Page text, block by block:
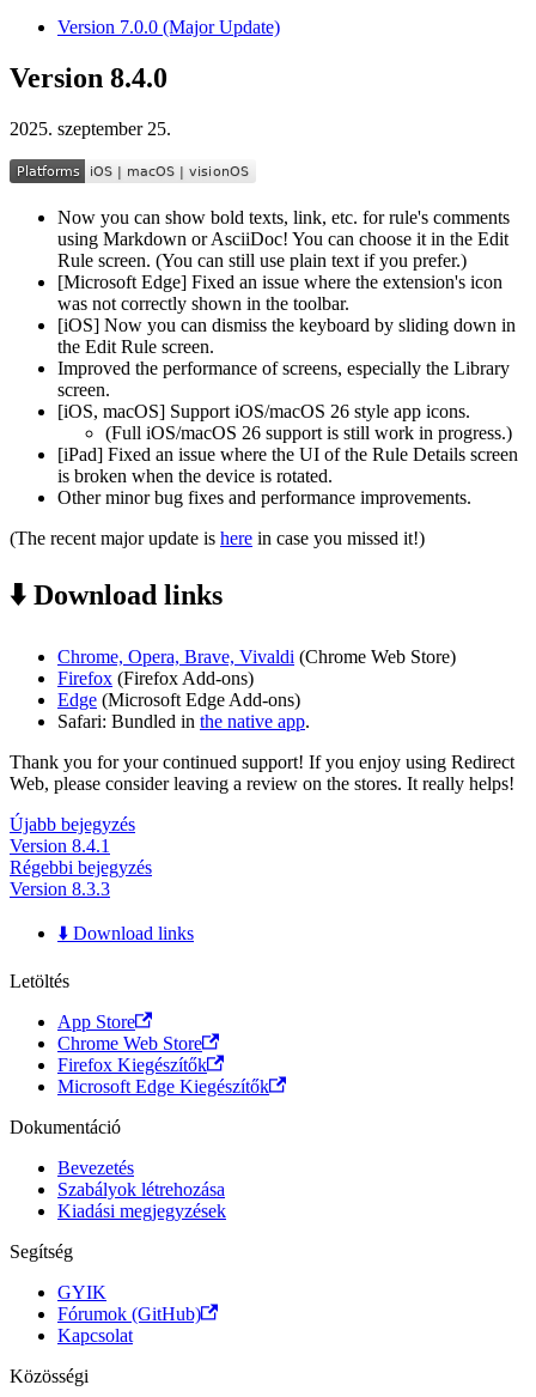
Version 7.0.0 (Major Update)
Version 8.4.0
2025. szeptember 25.
Now you can show bold texts, link, etc. for rule's comments
using Markdown or AsciiDoc! You can choose it in the Edit
Rule screen. (You can still use plain text if you prefer.)
[Microsoft Edge] Fixed an issue where the extension's icon
was not correctly shown in the toolbar.
[iOS] Now you can dismiss the keyboard by sliding down in
the Edit Rule screen.
Improved the performance of screens, especially the Library
screen.
[iOS, macOS] Support iOS/macOS 26 style app icons.
(Full iOS/macOS 26 support is still work in progress.)
[iPad] Fixed an issue where the UI of the Rule Details screen
is broken when the device is rotated.
Other minor bug fixes and performance improvements.
(The recent major update is here in case you missed it!)
⬇️ Download links
Chrome, Opera, Brave, Vivaldi (Chrome Web Store)
Firefox (Firefox Add-ons)
Edge (Microsoft Edge Add-ons)
Safari: Bundled in the native app.
Thank you for your continued support! If you enjoy using Redirect
Web, please consider leaving a review on the stores. It really helps!
Újabb bejegyzés
Version 8.4.1
Régebbi bejegyzés
Version 8.3.3
⬇️ Download links
Letöltés
App Store
Chrome Web Store
Firefox Kiegészítők
Microsoft Edge Kiegészítők
Dokumentáció
Bevezetés
Szabályok létrehozása
Kiadási megjegyzések
Segítség
GYIK
Fórumok (GitHub)
Kapcsolat
Közösségi